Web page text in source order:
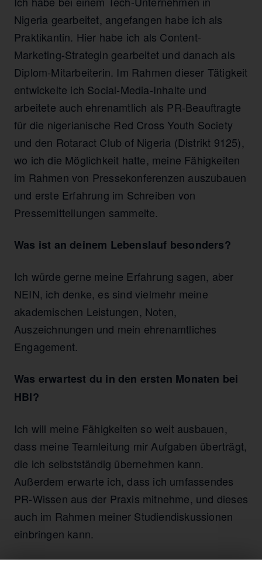
Nigeria gearbeitet, angefangen habe ich als
Praktikantin. Hier habe ich als Content-
Marketing-Strategin gearbeitet und danach als
Diplom-Mitarbeiterin. Im Rahmen dieser Tätigkeit
entwickelte ich Social-Media-Inhalte und
arbeitete auch ehrenamtlich als PR-Beauftragte
für die nigerianische Red Cross Youth Society
und den Rotaract Club of Nigeria (Distrikt 9125),
wo ich die Möglichkeit hatte, meine Fähigkeiten
im Rahmen von Pressekonferenzen auszubauen
und erste Erfahrung im Schreiben von
Pressemitteilungen sammelte.
Was ist an deinem Lebenslauf besonders?
Ich würde gerne meine Erfahrung sagen, aber
NEIN, ich denke, es sind vielmehr meine
akademischen Leistungen, Noten,
Auszeichnungen und mein ehrenamtliches
Engagement.
Was erwartest du in den ersten Monaten bei
HBI?
Ich will meine Fähigkeiten so weit ausbauen,
dass meine Teamleitung mir Aufgaben überträgt,
die ich selbstständig übernehmen kann.
Außerdem erwarte ich, dass ich umfassendes
PR-Wissen aus der Praxis mitnehme, und dieses
auch im Rahmen meiner Studiendiskussionen
einbringen kann.